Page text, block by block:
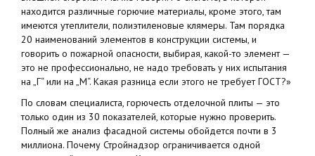
находится различные горючие материалы, кроме этого, там
имеются утеплители, полиэтиленовые клямеры. Там порядка
20 наименований элементов в конструкции системы, и
говорить о пожарной опасности, выбирая, какой-то элемент —
это не профессионально, не надо требовать у них испытания
на „Г“ или на „М“. Какая разница если этого не требует ГОСТ?»
По словам специалиста, горючесть отделочной плиты — это
только один из 30 показателей, которые нужно проверить.
Полный же анализ фасадной системы обойдется почти в 3
миллиона. Почему Стройнадзор ограничивается одной